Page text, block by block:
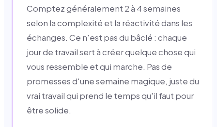
Comptez généralement 2 à 4 semaines
selon la complexité et la réactivité dans les
échanges. Ce n'est pas du bâclé : chaque
jour de travail sert à créer quelque chose qui
vous ressemble et qui marche. Pas de
promesses d'une semaine magique, juste du
vrai travail qui prend le temps qu'il faut pour
être solide.